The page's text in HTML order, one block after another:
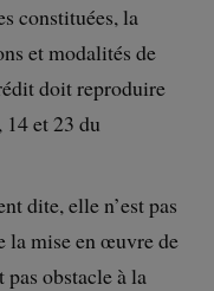
constituées, la
et modalités de
doit reproduire
et 23 du
dite, elle n’est pas
la mise en œuvre de
obstacle à la